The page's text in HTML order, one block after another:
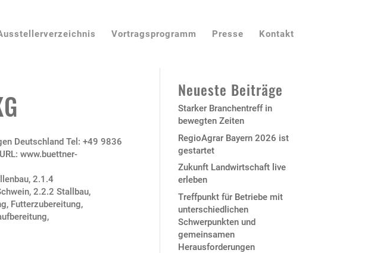
Vortragsprogramm Presse Kontakt
Deutschland Tel: +49 9836
www.buettner-
,2.1.4
,2.2.2 Stallbau,
Futterzubereitung,
Neueste Beiträge
Starker Branchentreff in
bewegten Zeiten
RegioAgrar Bayern 2026 ist
gestartet
Zukunft Landwirtschaft live
erleben
Treffpunkt für Betriebe mit
unterschiedlichen
Schwerpunkten und
gemeinsamen
Herausforderungen